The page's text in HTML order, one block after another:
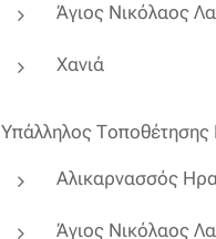
Άγιος Νικόλαος
Χανιά
Υπάλληλος Τοποθέτησης
Αλικαρνασσός
Άγιος Νικόλαος